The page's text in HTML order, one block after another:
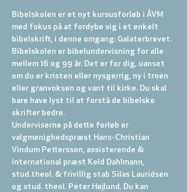
Bibelskolen er et nyt kursusforløb i ÅVM
med fokus på at fordybe sig i et enkelt
bibelskrift, i denne omgang: Galaterbrevet.
Bibelskolen er bibelundervisning for alle
mellem 16 og 99 år. Det er for dig, uanset
om du er kristen eller nysgerrig, ny i troen
eller granvoksen og vant til kirke. Du skal
bare have lyst til at forstå de bibelske
skrifter bedre.
Underviserne på dette forløb er
valgmenighedspræst Hans-Christian
Vindum Pettersson, assisterende &
international præst Keld Dahlmann,
stud.theol. & frivillig stab Silas Lauridsen
og stud. theol. Peter Højlund. Du kan